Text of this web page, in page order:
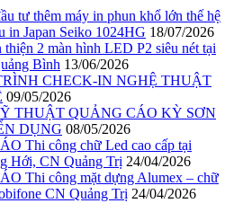
tư thêm máy in phun khổ lớn thế hệ
in Japan Seiko 1024HG 18/07/2026
2 màn hình LED P2 siêu nét tại
Bình 13/06/2026
CHECK-IN NGHỆ THUẬT
09/05/2026
THUẬT QUẢNG CÁO KỲ SƠN
DỤNG 08/05/2026
Thi công chữ Led cao cấp tại
Hới, CN Quảng Trị 24/04/2026
Thi công mặt dựng Alumex – chữ
CN Quảng Trị 24/04/2026